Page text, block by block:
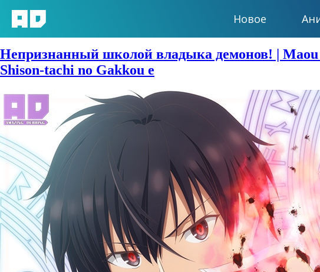
Новое
Сезон:
Непризнанный школой владыка демонов! | Maou
Shison-tachi no Gakkou e